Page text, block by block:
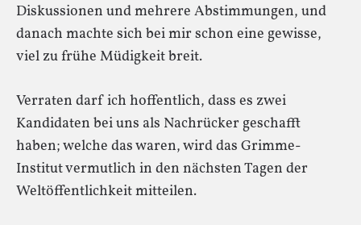
Diskussionen und mehrere Abstimmungen, und
danach machte sich bei mir schon eine gewisse,
viel zu frühe Müdigkeit breit.
Verraten darf ich hoffentlich, dass es zwei
Kandidaten bei uns als Nachrücker geschafft
haben; welche das waren, wird das Grimme-
Institut vermutlich in den nächsten Tagen der
Weltöffentlichkeit mitteilen.